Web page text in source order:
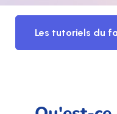
Les tutoriels du